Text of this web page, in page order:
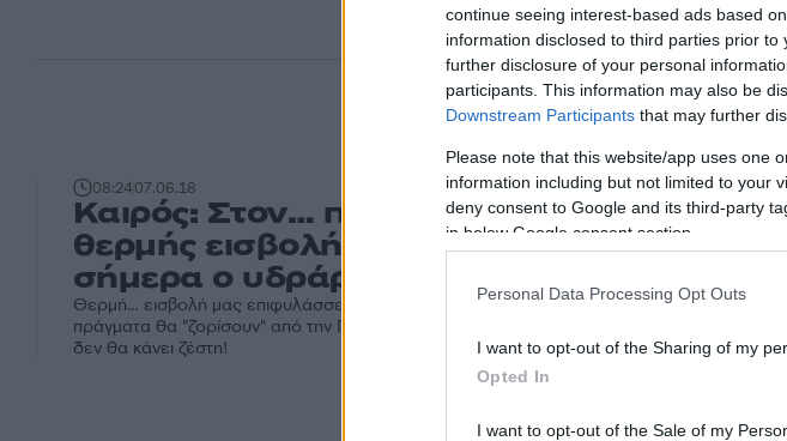
continue seeing interest-based ads based
information disclosed to third parties prior
further disclosure of your personal
participants. This information may also be
Downstream Participants that may further
Please note that this website/app uses one
information including but not limited to your
deny consent to Google and its third-party
in below Google consent section.
Personal Data Processing Opt Outs
I want to opt-out of the Sharing of my
Opted In
I want to opt-out of the Sale of my
08:2407.06.18
Καιρός: Στον… προθάλαμο της
θερμής εισβολής! Μέχρι τους 35
σήμερα ο υδράργυρος
Θερμή… εισβολή μας επιφυλάσσει ο καιρός για το επόμενο τριήμερο. Τα
πράγματα θα "ζορίσουν" από την Παρασκευή. Όχι πως σήμερα Πέμπτη
δεν θα κάνει ζέστη!